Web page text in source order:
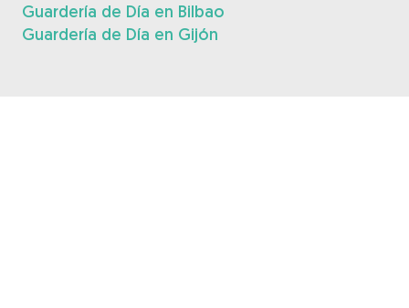
Guardería de Día en Bilbao
Guardería de Día en Gijón